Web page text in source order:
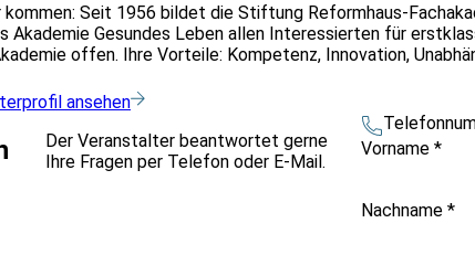
kommen: Seit 1956 bildet die Stiftung Reformhaus-
Akademie Gesundes Leben allen Interessierten für
offen. Ihre Vorteile: Kompetenz, Innovation,
ansehen
Der Veranstalter beantwortet gerne
Ihre Fragen per Telefon oder E-Mail.
Vorname *
Nachname *